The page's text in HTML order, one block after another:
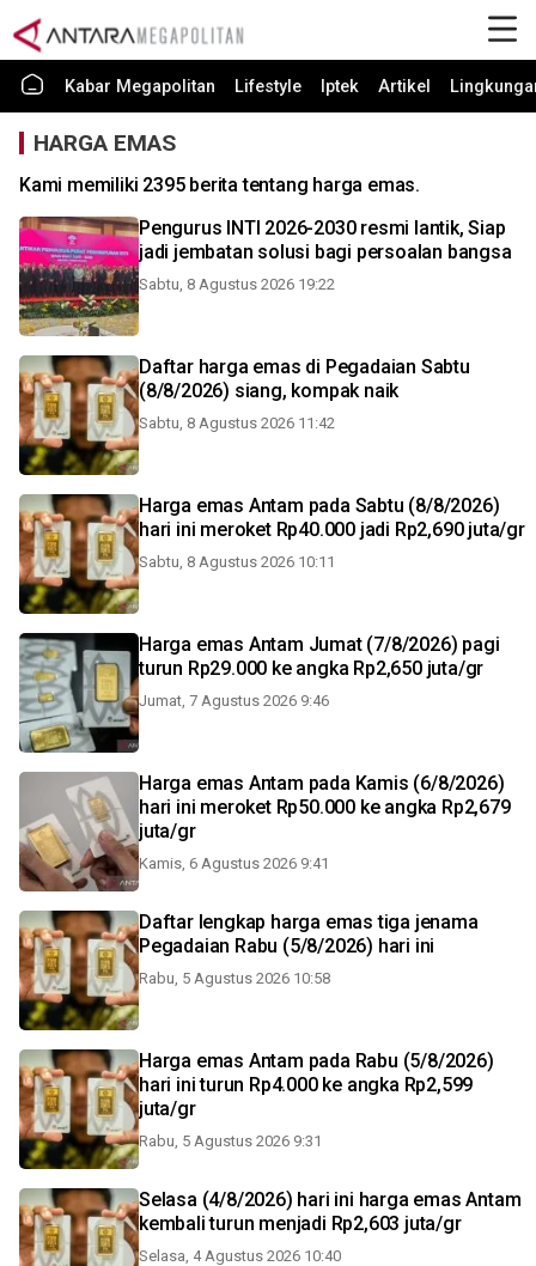
Kabar Megapolitan Lifestyle Iptek Artikel
HARGA EMAS
Kami memiliki 2395 berita tentang harga emas.
Pengurus INTI 2026-2030 resmi lantik, Siap
jadi jembatan solusi bagi persoalan bangsa
Sabtu, 8 Agustus 2026 19:22
Daftar harga emas di Pegadaian Sabtu
(8/8/2026) siang, kompak naik
Sabtu, 8 Agustus 2026 11:42
Harga emas Antam pada Sabtu (8/8/2026)
hari ini meroket Rp40.000 jadi Rp2,690 juta/gr
Sabtu, 8 Agustus 2026 10:11
Harga emas Antam Jumat (7/8/2026) pagi
turun Rp29.000 ke angka Rp2,650 juta/gr
Jumat, 7 Agustus 2026 9:46
Harga emas Antam pada Kamis (6/8/2026)
hari ini meroket Rp50.000 ke angka Rp2,679
juta/gr
Kamis, 6 Agustus 2026 9:41
Daftar lengkap harga emas tiga jenama
Pegadaian Rabu (5/8/2026) hari ini
Rabu, 5 Agustus 2026 10:58
Harga emas Antam pada Rabu (5/8/2026)
hari ini turun Rp4.000 ke angka Rp2,599
juta/gr
Rabu, 5 Agustus 2026 9:31
Selasa (4/8/2026) hari ini harga emas Antam
kembali turun menjadi Rp2,603 juta/gr
Selasa, 4 Agustus 2026 10:40